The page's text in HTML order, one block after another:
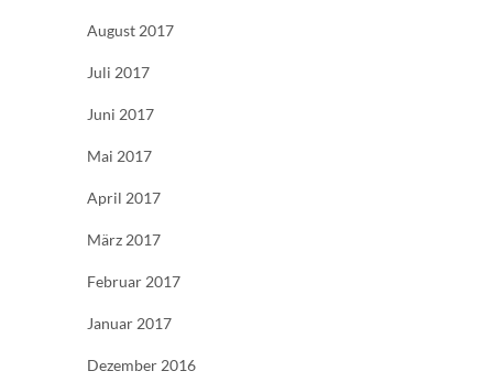
August 2017
Juli 2017
Juni 2017
Mai 2017
April 2017
März 2017
Februar 2017
Januar 2017
Dezember 2016